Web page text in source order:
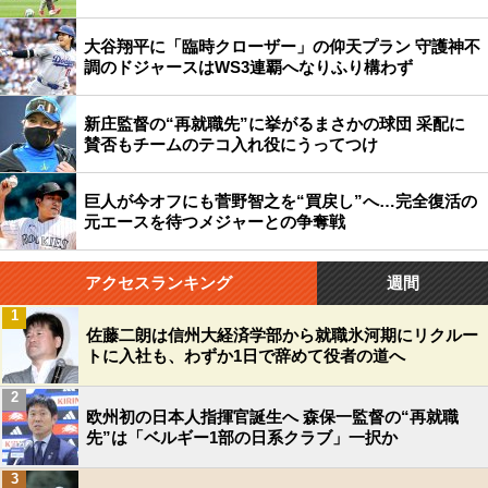
大谷翔平に「臨時クローザー」の仰天プラン 守護神不
調のドジャースはWS3連覇へなりふり構わず
新庄監督の“再就職先”に挙がるまさかの球団 采配に
賛否もチームのテコ入れ役にうってつけ
巨人が今オフにも菅野智之を“買戻し”へ…完全復活の
元エースを待つメジャーとの争奪戦
アクセスランキング 週間
佐藤二朗は信州大経済学部から就職氷河期にリクルー
トに入社も、わずか1日で辞めて役者の道へ
1
欧州初の日本人指揮官誕生へ 森保一監督の“再就職
先”は「ベルギー1部の日系クラブ」一択か
2
3